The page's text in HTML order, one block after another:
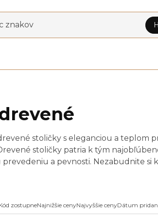
znakov
stoličky s eleganciou a
stoličky patria k tým
a pevnosti. Nezabudnite si
zostupneNajnižšie cenyNajvyššie cenyDátum